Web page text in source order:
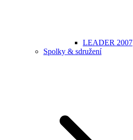
LEADER 2007
Spolky & sdružení